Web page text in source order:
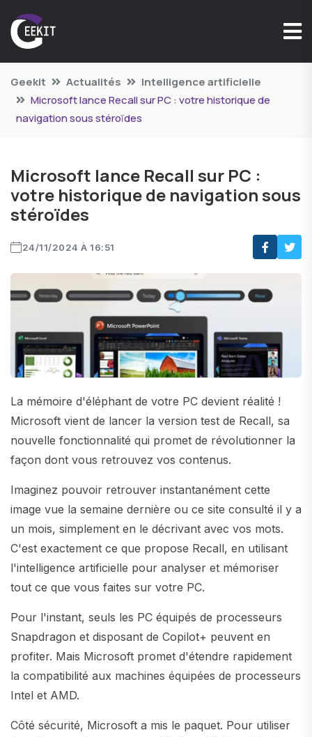
Geekit Actualités
Intelligence artificielle
Microsoft lance Recall sur PC : votre historique de
navigation sous stéroïdes
Microsoft lance Recall sur PC :
votre historique de navigation sous
stéroïdes
24/11/2024 À 16:51
La mémoire d'éléphant de votre PC devient réalité !
Microsoft vient de lancer la version test de Recall, sa
nouvelle fonctionnalité qui promet de révolutionner la
façon dont vous retrouvez vos contenus.
Imaginez pouvoir retrouver instantanément cette
image vue la semaine dernière ou ce site consulté il y a
un mois, simplement en le décrivant avec vos mots.
C'est exactement ce que propose Recall, en utilisant
l'intelligence artificielle pour analyser et mémoriser
tout ce que vous faites sur votre PC.
Pour l'instant, seuls les PC équipés de processeurs
Snapdragon et disposant de Copilot+ peuvent en
profiter. Mais Microsoft promet d'étendre rapidement
la compatibilité aux machines équipées de processeurs
Intel et AMD.
Côté sécurité, Microsoft a mis le paquet. Pour utiliser